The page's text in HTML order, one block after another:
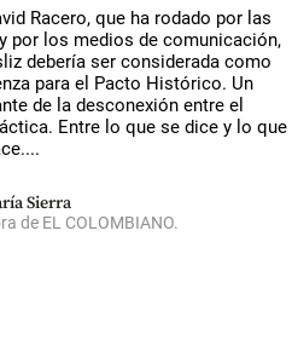
Racero, que ha rodado por las
por los medios de comunicación,
debería ser considerada como
para el Pacto Histórico. Un
de la desconexión entre el
Entre lo que se dice y lo que
Sierra
de EL COLOMBIANO.